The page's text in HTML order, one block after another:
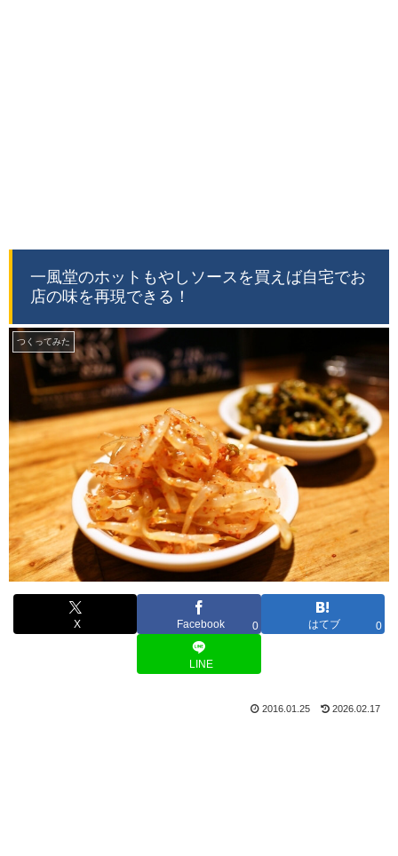
一風堂のホットもやしソースを買えば自宅でお
店の味を再現できる！
つくってみた
X Facebook 0 はてブ 0
LINE
2016.01.25 2026.02.17